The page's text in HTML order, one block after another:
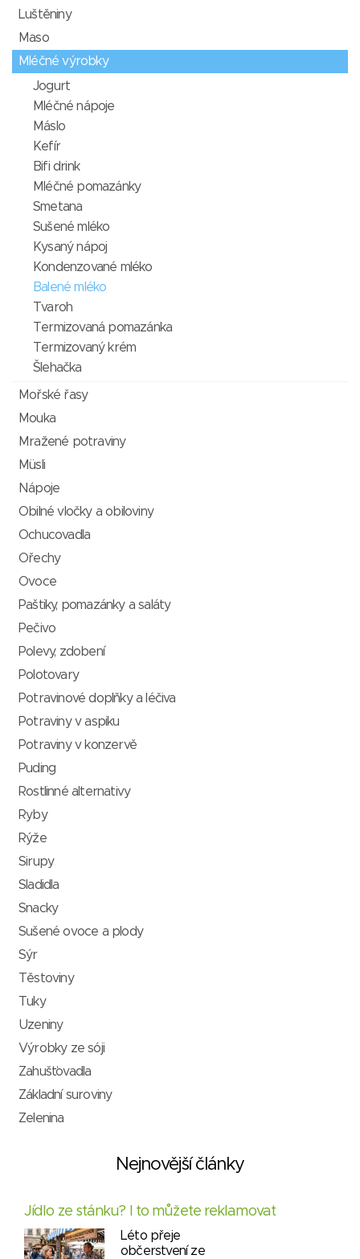
Luštěniny
Maso
Mléčné výrobky
Jogurt
Mléčné nápoje
Máslo
Kefír
Bifi drink
Mléčné pomazánky
Smetana
Sušené mléko
Kysaný nápoj
Kondenzované mléko
Balené mléko
Tvaroh
Termizovaná pomazánka
Termizovaný krém
Šlehačka
Mořské řasy
Mouka
Mražené potraviny
Müsli
Nápoje
Obilné vločky a obiloviny
Ochucovadla
Ořechy
Ovoce
Paštiky, pomazánky a saláty
Pečivo
Polevy, zdobení
Polotovary
Potravinové doplňky a léčiva
Potraviny v aspiku
Potraviny v konzervě
Puding
Rostlinné alternativy
Ryby
Rýže
Sirupy
Sladidla
Snacky
Sušené ovoce a plody
Sýr
Těstoviny
Tuky
Uzeniny
Výrobky ze sóji
Zahušťovadla
Základní suroviny
Zelenina
Nejnovější články
Jídlo ze stánku? I to můžete reklamovat
Léto přeje
občerstvení ze